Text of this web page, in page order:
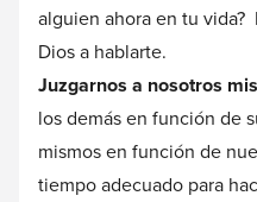
alguien ahora en tu vida?
Dios a hablarte.
Juzgarnos a nosotros
los demás en función de
mismos en función de
tiempo adecuado para